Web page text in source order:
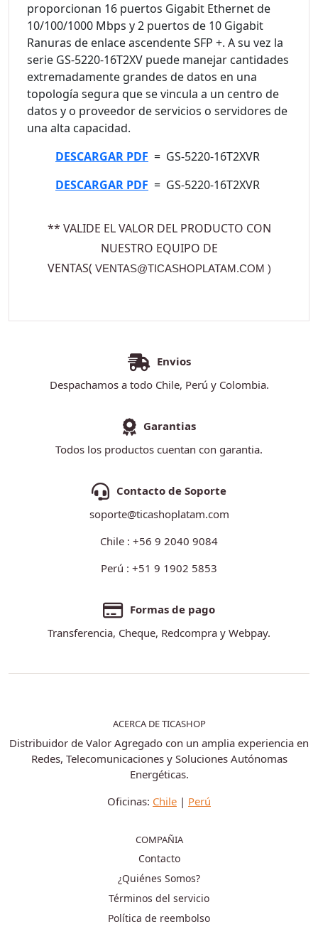
proporcionan 16 puertos Gigabit Ethernet de
10/100/1000 Mbps y 2 puertos de 10 Gigabit
Ranuras de enlace ascendente SFP +. A su vez la
serie GS-5220-16T2XV puede manejar cantidades
extremadamente grandes de datos en una
topología segura que se vincula a un centro de
datos y o proveedor de servicios o servidores de
una alta capacidad.
DESCARGAR PDF = GS-5220-16T2XVR
DESCARGAR PDF = GS-5220-16T2XVR
** VALIDE EL VALOR DEL PRODUCTO CON
NUESTRO EQUIPO DE
VENTAS( VENTAS@TICASHOPLATAM.COM )
Envios
Despachamos a todo Chile, Perú y Colombia.
Garantias
Todos los productos cuentan con garantia.
Contacto de Soporte
soporte@ticashoplatam.com
Chile : +56 9 2040 9084
Perú : +51 9 1902 5853
Formas de pago
Transferencia, Cheque, Redcompra y Webpay.
ACERCA DE TICASHOP
Distribuidor de Valor Agregado con un amplia experiencia en
Redes, Telecomunicaciones y Soluciones Autónomas
Energéticas.
Oficinas: Chile | Perú
COMPAÑIA
Contacto
¿Quiénes Somos?
Términos del servicio
Política de reembolso